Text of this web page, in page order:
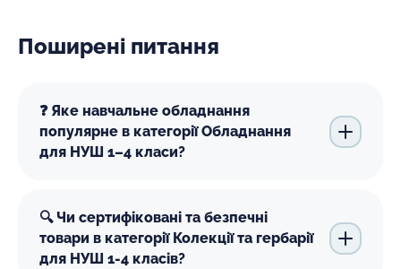
Поширені питання
❓ Яке навчальне обладнання
популярне в категорії Обладнання
для НУШ 1–4 класи?
🔍 Чи сертифіковані та безпечні
товари в категорії Колекції та гербарії
для НУШ 1-4 класів?